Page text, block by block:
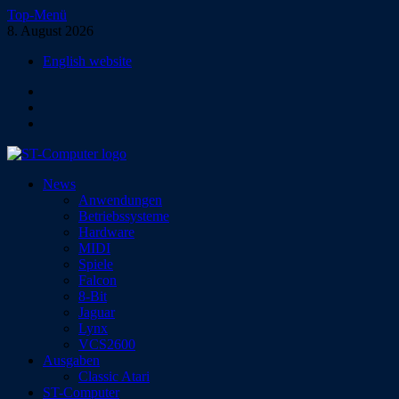
Zum
Inhalt
Top-Menü
8. August 2026
English website
ST-Computer
Das Magazin für Atari-Computer und -Konsolen
News
Anwendungen
Betriebssysteme
Hardware
MIDI
Spiele
Falcon
8-Bit
Jaguar
Lynx
VCS2600
Ausgaben
Classic Atari
ST-Computer